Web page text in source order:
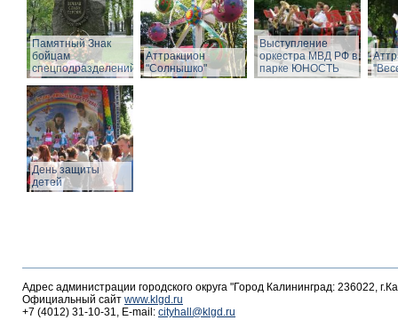
Памятный Знак
бойцам
спецподразделений
Аттракцион
"Солнышко"
Выступление
оркестра МВД РФ в
парке ЮНОСТЬ
День защиты
детей
Адрес администрации городского округа "Город Калининград: 236022,
Официальный сайт www.klgd.ru
+7 (4012) 31-10-31, E-mail: cityhall@klgd.ru